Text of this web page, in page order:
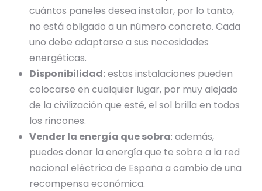
cuántos paneles desea instalar, por lo tanto,
no está obligado a un número concreto. Cada
uno debe adaptarse a sus necesidades
energéticas.
Disponibilidad:estas instalaciones pueden
colocarse en cualquier lugar, por muy alejado
de la civilización que esté, el sol brilla en todos
los rincones.
Vender la energía que sobra: además,
puedes donar la energía que te sobre a la red
nacional eléctrica de España a cambio de una
recompensa económica.